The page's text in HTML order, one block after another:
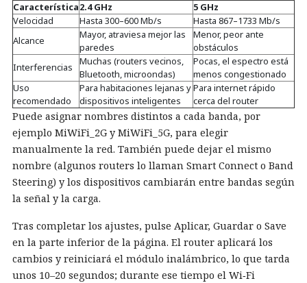
Característica2.4 GHz
5 GHz
Velocidad
Hasta 300–600 Mb/s
Hasta 867–1733 Mb/s
Alcance
Mayor, atraviesa mejor las
paredes
Menor, peor ante
obstáculos
Interferencias
Muchas (routers vecinos,
Bluetooth, microondas)
Pocas, el espectro está
menos congestionado
Uso
recomendado
Para habitaciones lejanas y
dispositivos inteligentes
Para internet rápido
cerca del router
Puede asignar nombres distintos a cada banda, por
ejemplo MiWiFi_2G y MiWiFi_5G, para elegir
manualmente la red. También puede dejar el mismo
nombre (algunos routers lo llaman Smart Connect o Band
Steering) y los dispositivos cambiarán entre bandas según
la señal y la carga.
Tras completar los ajustes, pulse Aplicar, Guardar o Save
en la parte inferior de la página. El router aplicará los
cambios y reiniciará el módulo inalámbrico, lo que tarda
unos 10–20 segundos; durante ese tiempo el Wi‑Fi